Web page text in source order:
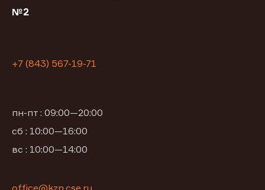
№2
+7 (843) 567-19-71
пн-пт : 09:00—20:00
сб : 10:00—16:00
вс : 10:00—14:00